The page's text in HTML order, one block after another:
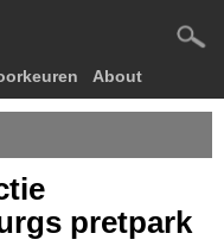
About
pretpark